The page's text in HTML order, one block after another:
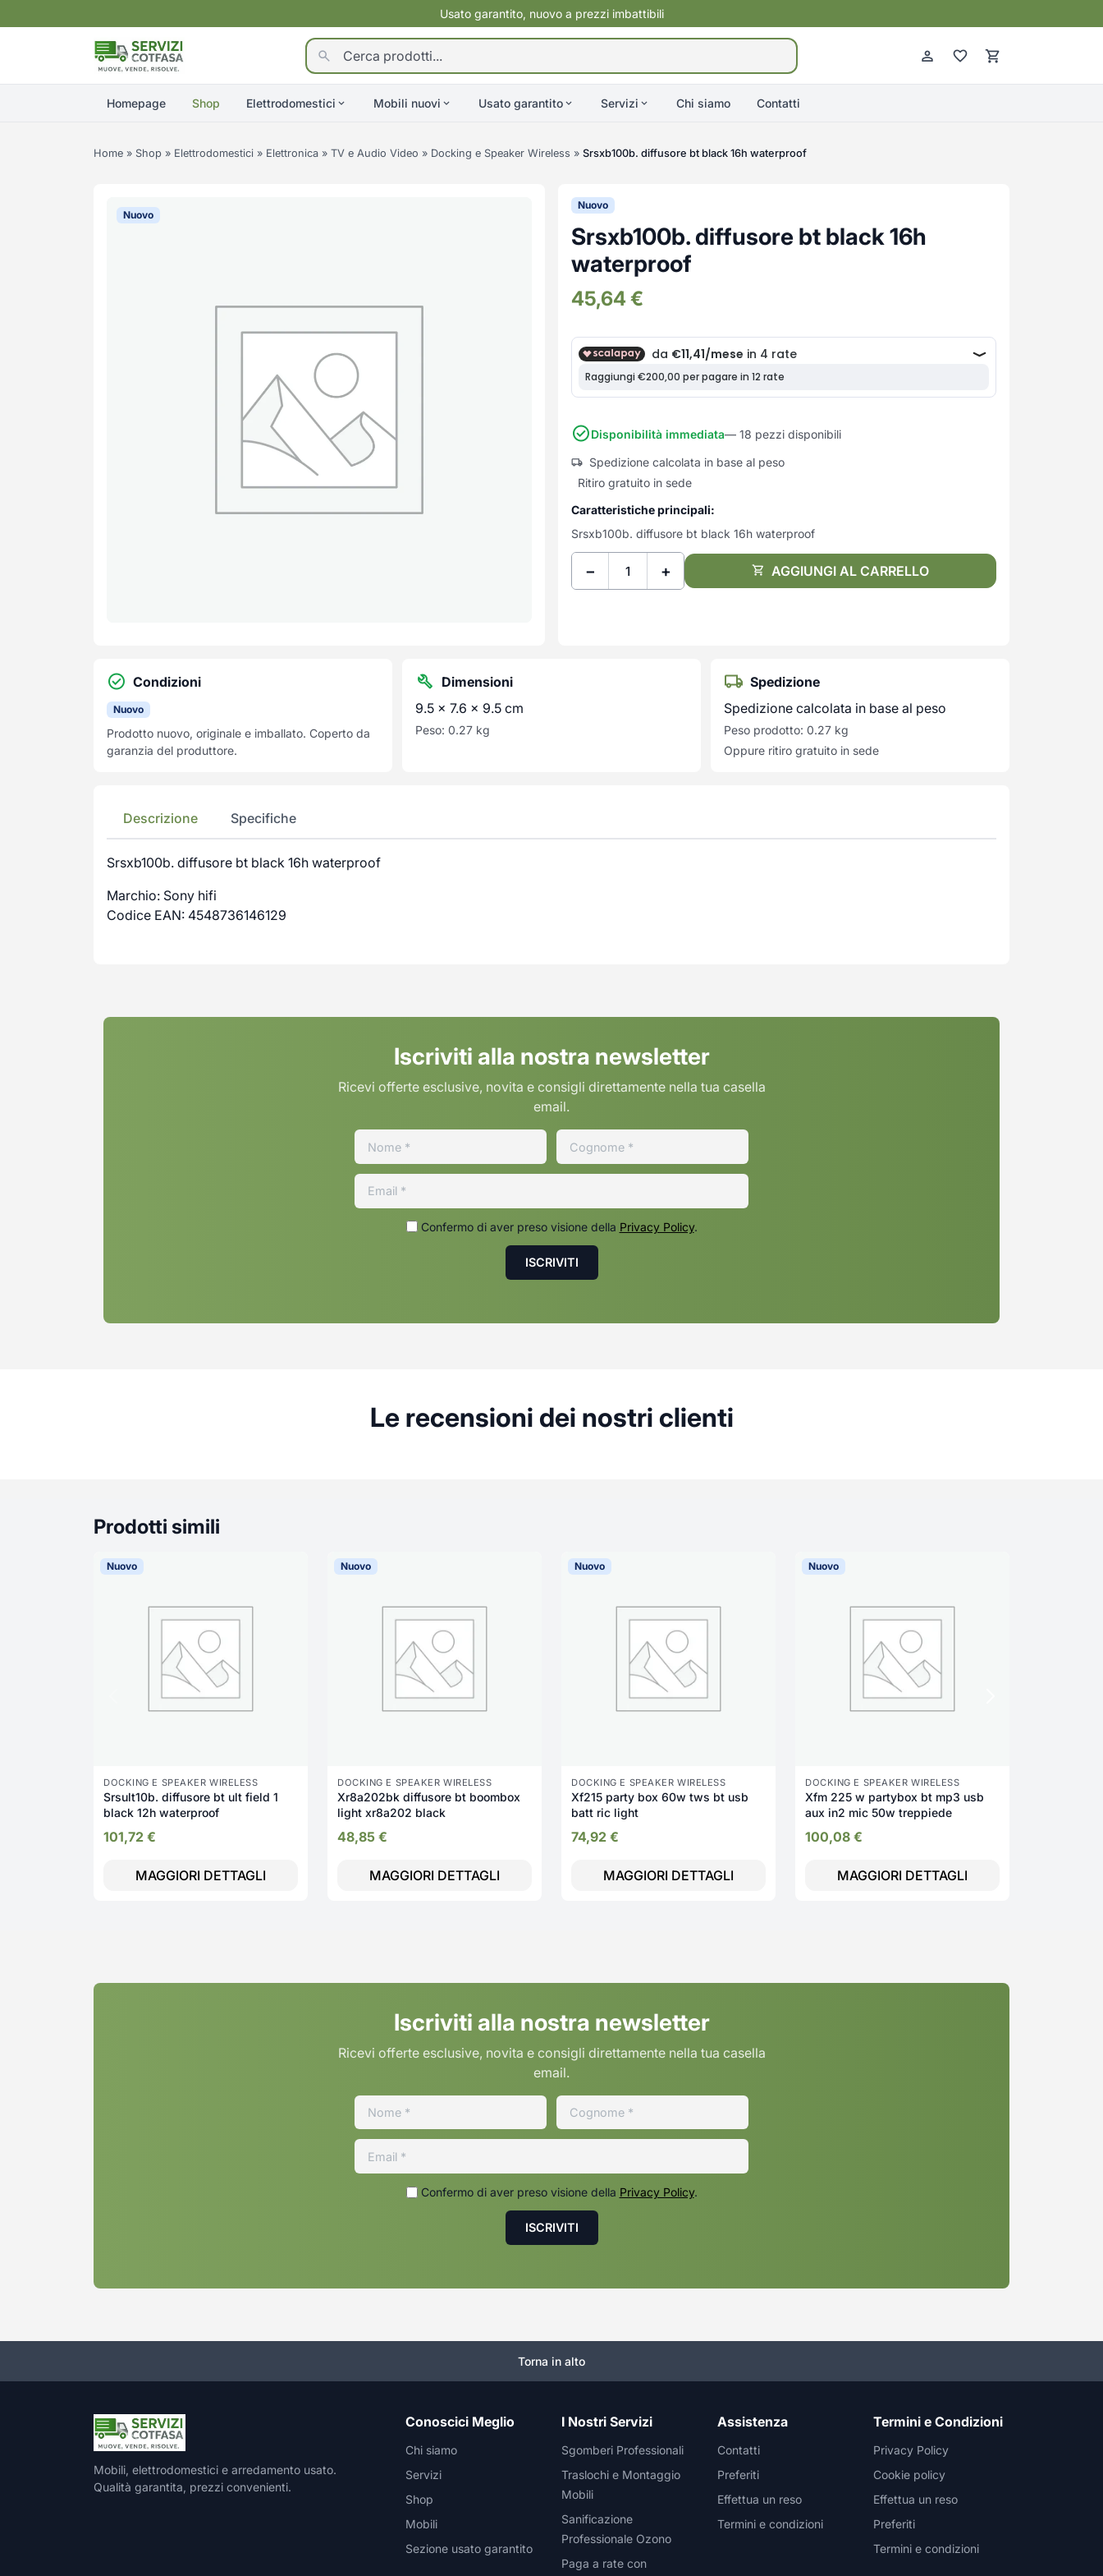
Usato garantito, nuovo a prezzi imbattibili
Homepage Shop Elettrodomestici Mobili nuovi Usato garantito Servizi Chi siamo Contatti
Home » Shop » Elettrodomestici » Elettronica » TV e Audio Video » Docking e Speaker Wireless » Srsxb100b. diffusore bt black 16h waterproof
Nuovo
Nuovo
Srsxb100b. diffusore bt black 16h
waterproof
45,64 €
Disponibilità immediata— 18 pezzi disponibili
Spedizione calcolata in base al peso
Ritiro gratuito in sede
Caratteristiche principali:
Srsxb100b. diffusore bt black 16h waterproof
− + AGGIUNGI AL CARRELLO
Condizioni
Nuovo
Prodotto nuovo, originale e imballato. Coperto da
garanzia del produttore.
Dimensioni
9.5 × 7.6 × 9.5 cm
Peso: 0.27 kg
Spedizione
Spedizione calcolata in base al peso
Peso prodotto: 0.27 kg
Oppure ritiro gratuito in sede
Descrizione Specifiche
Srsxb100b. diffusore bt black 16h waterproof
Marchio: Sony hifi
Codice EAN: 4548736146129
Iscriviti alla nostra newsletter
Ricevi offerte esclusive, novita e consigli direttamente nella tua casella
email.
Confermo di aver preso visione della Privacy Policy.
Le recensioni dei nostri clienti
Prodotti simili
Nuovo
DOCKING E SPEAKER WIRELESS
Srsult10b. diffusore bt ult field 1
black 12h waterproof
101,72 €
MAGGIORI DETTAGLI
Nuovo
DOCKING E SPEAKER WIRELESS
Xr8a202bk diffusore bt boombox
light xr8a202 black
48,85 €
MAGGIORI DETTAGLI
Nuovo
DOCKING E SPEAKER WIRELESS
Xf215 party box 60w tws bt usb
batt ric light
74,92 €
MAGGIORI DETTAGLI
Nuovo
DOCKING E SPEAKER WIRELESS
Xfm 225 w partybox bt mp3 usb
aux in2 mic 50w treppiede
100,08 €
MAGGIORI DETTAGLI
Iscriviti alla nostra newsletter
Ricevi offerte esclusive, novita e consigli direttamente nella tua casella
email.
Confermo di aver preso visione della Privacy Policy.
Torna in alto
Mobili, elettrodomestici e arredamento usato.
Qualità garantita, prezzi convenienti.
Conoscici Meglio
Chi siamo
Servizi
Shop
Mobili
Sezione usato garantito
I Nostri Servizi
Sgomberi Professionali
Traslochi e Montaggio
Mobili
Sanificazione
Professionale Ozono
Paga a rate con
Assistenza
Contatti
Preferiti
Effettua un reso
Termini e condizioni
Termini e Condizioni
Privacy Policy
Cookie policy
Effettua un reso
Preferiti
Termini e condizioni